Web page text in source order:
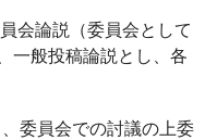
会論説（委員会として
一般投稿論説とし、各
委員会での討議の上委